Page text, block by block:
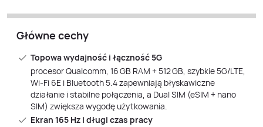
Główne cechy
Topowa wydajność i łączność 5G
procesor Qualcomm, 16 GB RAM + 512 GB, szybkie 5G/LTE,
Wi‑Fi 6E i Bluetooth 5.4 zapewniają błyskawiczne
działanie i stabilne połączenia, a Dual SIM (eSIM + nano
SIM) zwiększa wygodę użytkowania.
Ekran 165 Hz i długi czas pracy